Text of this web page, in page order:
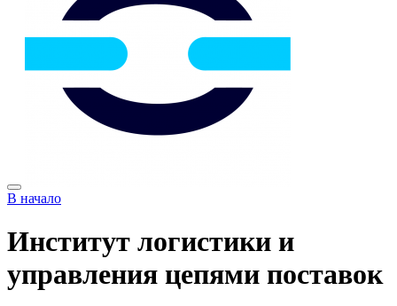
В начало
Институт логистики и
управления цепями поставок